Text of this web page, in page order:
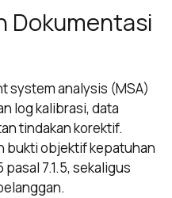
Dokumentasi
system analysis (MSA)
log kalibrasi, data
tindakan korektif.
bukti objektif kepatuhan
7.1.5, sekaligus